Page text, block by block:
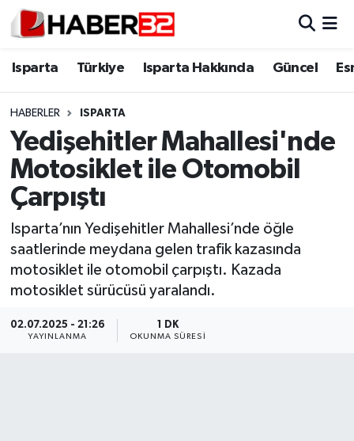
Isparta Türkiye Isparta Hakkında Güncel
HABERLER ISPARTA
Yedişehitler Mahallesi'nde
Motosiklet ile Otomobil
Çarpıştı
Isparta’nın Yedişehitler Mahallesi’nde öğle
saatlerinde meydana gelen trafik kazasında
motosiklet ile otomobil çarpıştı. Kazada
motosiklet sürücüsü yaralandı.
02.07.2025 - 21:26
YAYINLANMA
1 DK
OKUNMA SÜRESI
Isparta
Esnaf Diyor ki;
ASAYİŞ
BİLİM VE TEKNOLOJİ
EĞİTİM
Güncel
Isparta Nöbetçi Eczaneler
Isparta Trafik Yoğunluk Haritası
Süper Lig Puan Durumu ve Fikstür
Tüm Manşetler
Son Dakika Haberleri